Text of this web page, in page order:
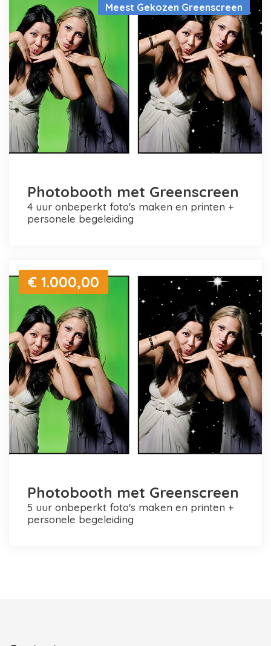
Meest Gekozen Greenscreen
Photobooth met Greenscreen
4 uur onbeperkt foto's maken en printen +
personele begeleiding
€ 1.000,00
Photobooth met Greenscreen
5 uur onbeperkt foto's maken en printen +
personele begeleiding